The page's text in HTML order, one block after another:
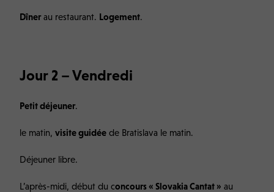
Dîner au restaurant. Logement.
Jour 2 – Vendredi
Petit déjeuner.
le matin,visite guidée de Bratislava le matin.
Déjeuner libre.
L’après-midi, début du concours « Slovakia Cantat » au